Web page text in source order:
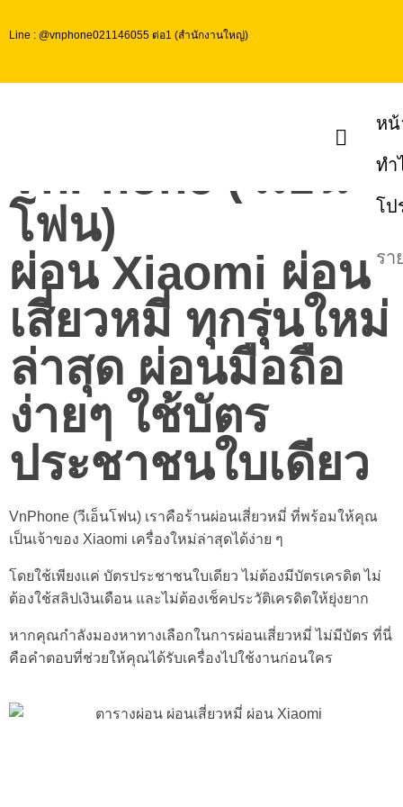
Line : @vnphone021146055 ต่อ1 (สำนักงานใหญ่)
หน้
ทำ
โป
รา
VnPhone (วีเอ็น
โฟน)
ผ่อน Xiaomi ผ่อน
เสี่ยวหมี่ ทุกรุ่นใหม่
ล่าสุด ผ่อนมือถือ
ง่ายๆ ใช้บัตร
ประชาชนใบเดียว
VnPhone (วีเอ็นโฟน) เราคือร้านผ่อนเสี่ยวหมี่ ที่พร้อมให้คุณ
เป็นเจ้าของ Xiaomi เครื่องใหม่ล่าสุดได้ง่าย ๆ
โดยใช้เพียงแค่ บัตรประชาชนใบเดียว ไม่ต้องมีบัตรเครดิต ไม่
ต้องใช้สลิปเงินเดือน และไม่ต้องเช็คประวัติเครดิตให้ยุ่งยาก
หากคุณกำลังมองหาทางเลือกในการผ่อนเสี่ยวหมี่ ไม่มีบัตร ที่นี่
คือคำตอบที่ช่วยให้คุณได้รับเครื่องไปใช้งานก่อนใคร